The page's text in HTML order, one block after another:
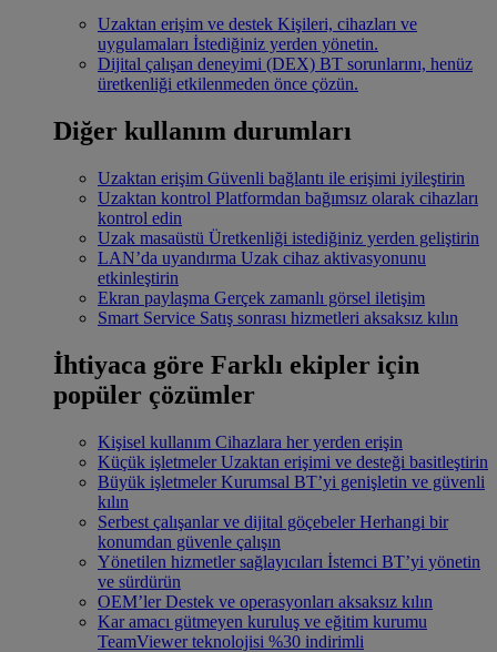
Uzaktan erişim ve destek Kişileri, cihazları ve
uygulamaları İstediğiniz yerden yönetin.
Dijital çalışan deneyimi (DEX) BT sorunlarını, henüz
üretkenliği etkilenmeden önce çözün.
Diğer kullanım durumları
Uzaktan erişim Güvenli bağlantı ile erişimi iyileştirin
Uzaktan kontrol Platformdan bağımsız olarak cihazları
kontrol edin
Uzak masaüstü Üretkenliği istediğiniz yerden geliştirin
LAN’da uyandırma Uzak cihaz aktivasyonunu
etkinleştirin
Ekran paylaşma Gerçek zamanlı görsel iletişim
Smart Service Satış sonrası hizmetleri aksaksız kılın
İhtiyaca göre Farklı ekipler için
popüler çözümler
Kişisel kullanım Cihazlara her yerden erişin
Küçük işletmeler Uzaktan erişimi ve desteği basitleştirin
Büyük işletmeler Kurumsal BT’yi genişletin ve güvenli
kılın
Serbest çalışanlar ve dijital göçebeler Herhangi bir
konumdan güvenle çalışın
Yönetilen hizmetler sağlayıcıları İstemci BT’yi yönetin
ve sürdürün
OEM’ler Destek ve operasyonları aksaksız kılın
Kar amacı gütmeyen kuruluş ve eğitim kurumu
TeamViewer teknolojisi %30 indirimli